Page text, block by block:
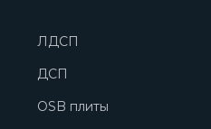
ЛДСП
ДСП
OSB плиты